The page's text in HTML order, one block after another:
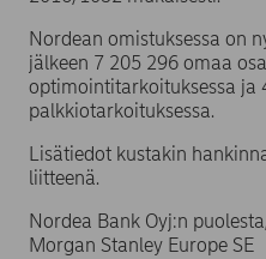
Nordean omistuksessa on
jälkeen 7 205 296 omaa
optimointitarkoituksessa ja
palkkiotarkoituksessa.
Lisätiedot kustakin
liitteenä.
Nordea Bank Oyj:n puolesta,
Morgan Stanley Europe SE